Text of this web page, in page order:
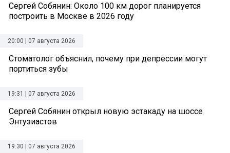
Сергей Собянин: Около 100 км дорог планируется
построить в Москве в 2026 году
20:00 | 07 августа 2026
Стоматолог объяснил, почему при депрессии могут
портиться зубы
19:31 | 07 августа 2026
Сергей Собянин открыл новую эстакаду на шоссе
Энтузиастов
19:30 | 07 августа 2026